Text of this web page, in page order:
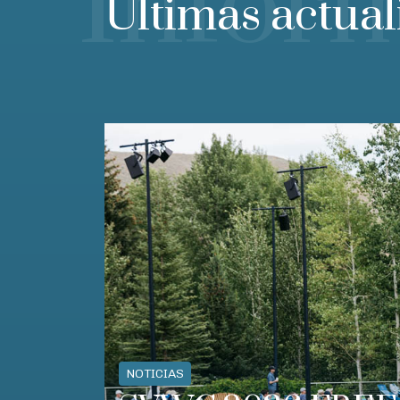
Últimas
NOTICIAS